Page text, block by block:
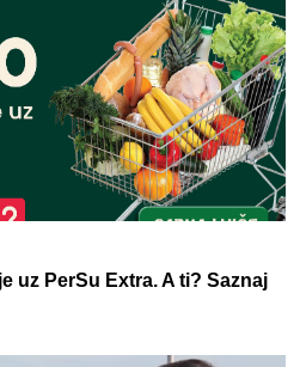
uz PerSu Extra. A ti? Saznaj